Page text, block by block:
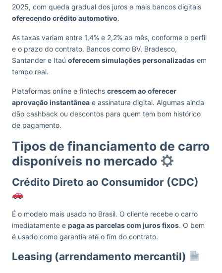
2025, com queda gradual dos juros e mais bancos digitais
oferecendo crédito automotivo.
As taxas variam entre 1,4% e 2,2% ao mês, conforme o perfil
e o prazo do contrato. Bancos como BV, Bradesco,
Santander e Itaú oferecem simulações personalizadas em
tempo real.
Plataformas online e fintechs crescem ao oferecer
aprovação instantânea e assinatura digital. Algumas ainda
dão cashback ou descontos para quem tem bom histórico
de pagamento.
Tipos de financiamento de carro
disponíveis no mercado
Crédito Direto ao Consumidor (CDC)
É o modelo mais usado no Brasil. O cliente recebe o carro
imediatamente e paga as parcelas com juros fixos. O bem
é usado como garantia até o fim do contrato.
Leasing (arrendamento mercantil)